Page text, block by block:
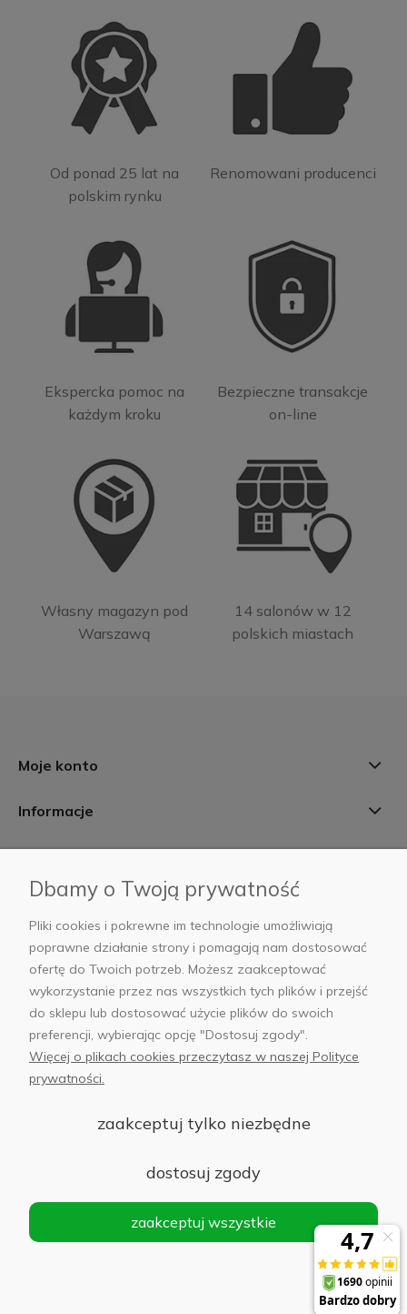
Od ponad 25 lat na
polskim rynku
Renomowani producenci
Ekspercka pomoc na
każdym kroku
Bezpieczne transakcje
on-line
Własny magazyn pod
Warszawą
14 salonów w 12
polskich miastach
Moje konto
Informacje
AB Foto
sklep@abfoto.pl
+48 797 971 275
© 2025 Wszelkie prawa zastrzeżone. Serwis własnością:
Sp. z o.o.
Siedziba: 02-486 WARSZAWA, Al. Jerozolimskie 176, NIP
1132646403 KRS nr 0000271999
realizacja imodules
Dbamy o Twoją prywatność
Pliki cookies i pokrewne im technologie umożliwiają
poprawne działanie strony i pomagają nam dostosować
ofertę do Twoich potrzeb. Możesz zaakceptować
wykorzystanie przez nas wszystkich tych plików i przejść
do sklepu lub dostosować użycie plików do swoich
preferencji, wybierając opcję "Dostosuj zgody".
Więcej o plikach cookies przeczytasz w naszej Polityce
prywatności.
zaakceptuj tylko niezbędne
dostosuj zgody
zaakceptuj wszystkie